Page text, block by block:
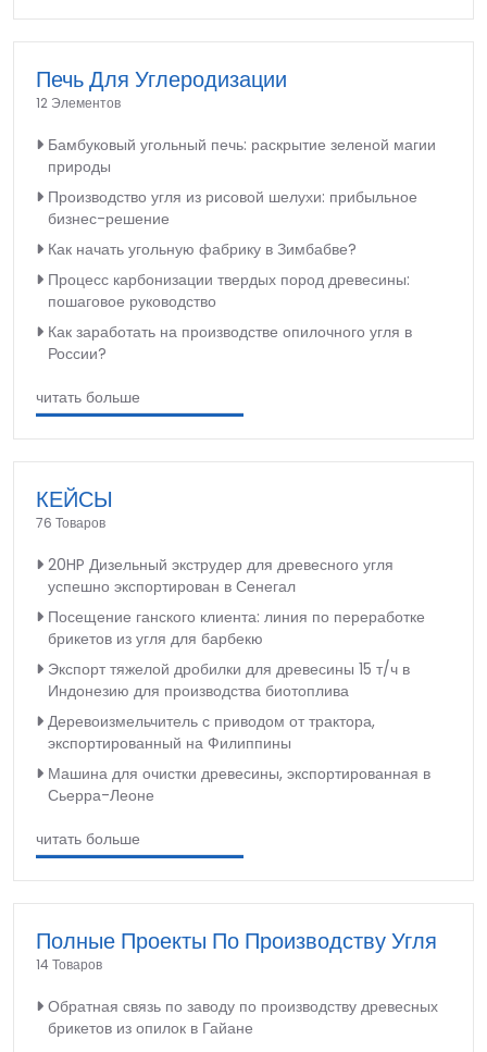
Печь Для Углеродизации
12 Элементов
Бамбуковый угольный печь: раскрытие зеленой магии
природы
Производство угля из рисовой шелухи: прибыльное
бизнес-решение
Как начать угольную фабрику в Зимбабве?
Процесс карбонизации твердых пород древесины:
пошаговое руководство
Как заработать на производстве опилочного угля в
России?
читать больше
КЕЙСЫ
76 Товаров
20HP Дизельный экструдер для древесного угля
успешно экспортирован в Сенегал
Посещение ганского клиента: линия по переработке
брикетов из угля для барбекю
Экспорт тяжелой дробилки для древесины 15 т/ч в
Индонезию для производства биотоплива
Деревоизмельчитель с приводом от трактора,
экспортированный на Филиппины
Машина для очистки древесины, экспортированная в
Сьерра-Леоне
читать больше
Полные Проекты По Производству Угля
14 Товаров
Обратная связь по заводу по производству древесных
брикетов из опилок в Гайане